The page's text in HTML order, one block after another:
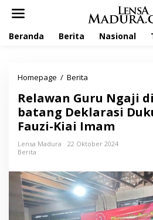
Beranda Berita Nasional
Homepage / Berita
l
a
w
a
n
r
u
N
g
a
Relawan Guru Ngaji
batang Deklarasi
Fauzi-Kiai Imam
Lensa Madura
22 Oktober 2024
Berita